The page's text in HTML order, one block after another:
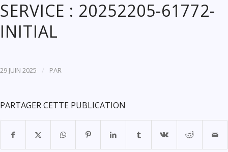
SERVICE : 20252205-61772-
INITIAL
29 JUIN 2025 / PAR
PARTAGER CETTE PUBLICATION